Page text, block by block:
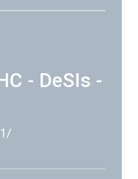
- DeSIs -